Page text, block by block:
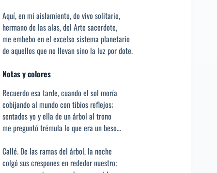
Aquí, en mi aislamiento, do vivo solitario,
hermano de las alas, del Arte sacerdote,
me embebo en el excelso sistema planetario
de aquellos que no llevan sino la luz por dote.
Notas y colores
Recuerdo esa tarde, cuando el sol moría
cobijando al mundo con tibios reflejos;
sentados yo y ella de un árbol al trono
me preguntó trémula lo que era un beso…
Callé. De las ramas del árbol, la noche
colgó sus crespones en rededor nuestro;